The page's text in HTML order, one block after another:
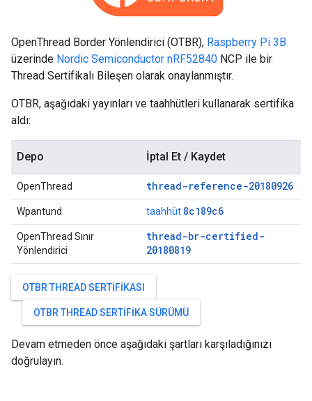
OpenThread Border Yönlendirici (OTBR), Raspberry Pi 3B
üzerinde Nordic Semiconductor nRF52840 NCP ile bir
Thread Sertifikalı Bileşen olarak onaylanmıştır.
OTBR, aşağıdaki yayınları ve taahhütleri kullanarak sertifika
aldı:
Depo İptal Et / Kaydet
OpenThread thread-reference-20180926
Wpantund taahhüt 8c189c6
OpenThread Sınır
Yönlendirici
thread-br-certified-
20180819
OTBR THREAD SERTIFIKASI
OTBR THREAD SERTIFIKA SÜRÜMÜ
Devam etmeden önce aşağıdaki şartları karşıladığınızı
doğrulayın.